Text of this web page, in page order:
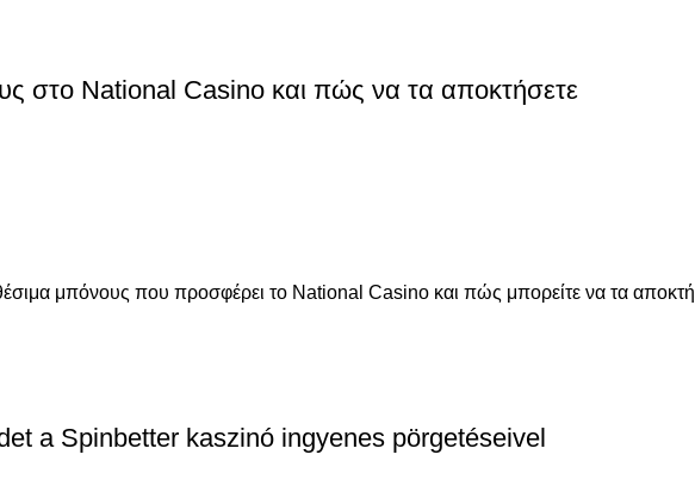
στο National Casino και πώς να τα αποκτήσετε
μπόνους που προσφέρει το National Casino και πώς μπορείτε να τα
a Spinbetter kaszinó ingyenes pörgetéseivel